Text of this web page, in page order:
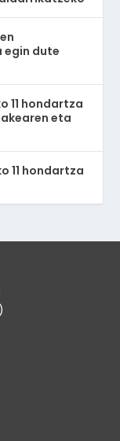
egin dute
11 hondartza
eta
11 hondartza